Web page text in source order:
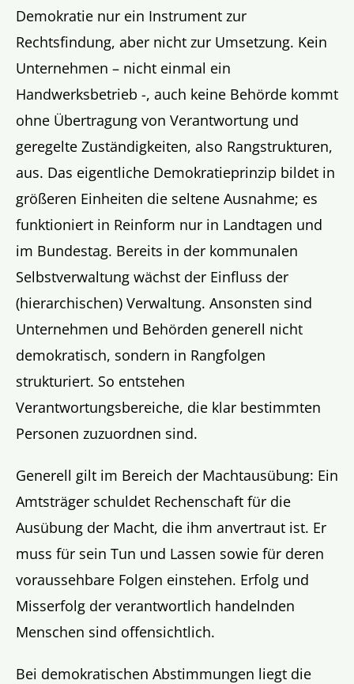
Demokratie nur ein Instrument zur
Rechtsfindung, aber nicht zur Umsetzung. Kein
Unternehmen – nicht einmal ein
Handwerksbetrieb -, auch keine Behörde kommt
ohne Übertragung von Verantwortung und
geregelte Zuständigkeiten, also Rangstrukturen,
aus. Das eigentliche Demokratieprinzip bildet in
größeren Einheiten die seltene Ausnahme; es
funktioniert in Reinform nur in Landtagen und
im Bundestag. Bereits in der kommunalen
Selbstverwaltung wächst der Einfluss der
(hierarchischen) Verwaltung. Ansonsten sind
Unternehmen und Behörden generell nicht
demokratisch, sondern in Rangfolgen
strukturiert. So entstehen
Verantwortungsbereiche, die klar bestimmten
Personen zuzuordnen sind.
Generell gilt im Bereich der Machtausübung: Ein
Amtsträger schuldet Rechenschaft für die
Ausübung der Macht, die ihm anvertraut ist. Er
muss für sein Tun und Lassen sowie für deren
voraussehbare Folgen einstehen. Erfolg und
Misserfolg der verantwortlich handelnden
Menschen sind offensichtlich.
Bei demokratischen Abstimmungen liegt die